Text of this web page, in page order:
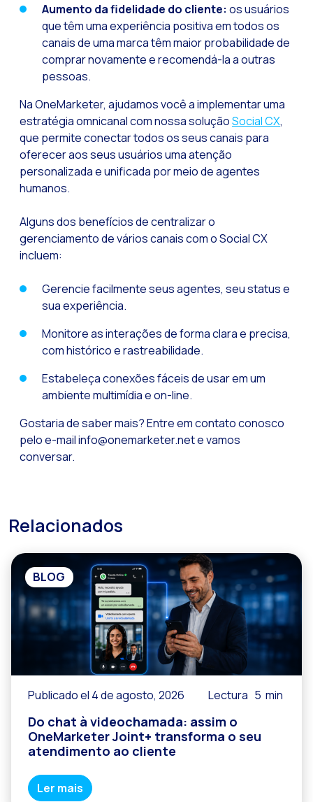
O novo ponto de
Expandindo os
Rastreabilidade da
Tornar os fluxos
CX social: A
OneCommerce,
Você conhece o
Validação
Aumento da fidelidade do cliente: os usuários
que têm uma experiência positiva em todos os
canais de uma marca têm maior probabilidade de
comprar novamente e recomendá-la a outras
pessoas.
Na OneMarketer, ajudamos você a implementar uma
estratégia omnicanal com nossa soluçãoSocial CX,
que permite conectar todos os seus canais para
oferecer aos seus usuários uma atenção
personalizada e unificada por meio de agentes
humanos.
Alguns dos benefícios de centralizar o
gerenciamento de vários canais com o Social CX
incluem:
Gerencie facilmente seus agentes, seu status e
sua experiência.
Monitore as interações de forma clara e precisa,
com histórico e rastreabilidade.
Estabeleça conexões fáceis de usar em um
ambiente multimídia e on-line.
Gostaria de saber mais? Entre em contato conosco
pelo e-mail info@onemarketer.net e vamos
conversar.
Relacionados
BLOG
Publicado el 4 de agosto, 2026 Lectura 5 min
Do chat à videochamada: assim o
OneMarketer Joint+ transforma o seu
atendimento ao cliente
Ler mais